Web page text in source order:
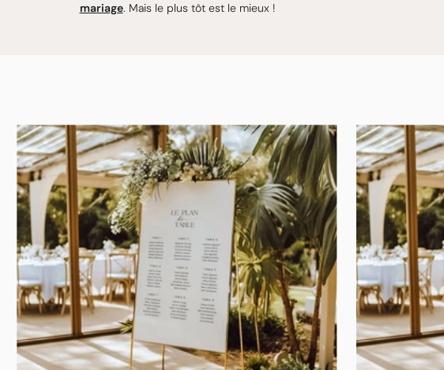
mariage. Mais le plus tôt est le mieux !